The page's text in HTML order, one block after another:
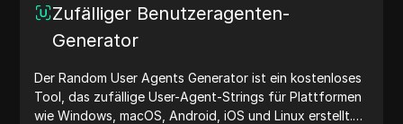
Zufälliger Benutzeragenten-
Generator
Der Random User Agents Generator ist ein kostenloses
Tool, das zufällige User-Agent-Strings für Plattformen
wie Windows, macOS, Android, iOS und Linux erstellt.